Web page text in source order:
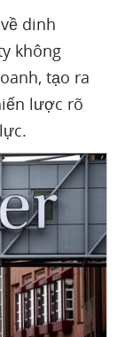
dinh
không
tạo ra
lược rõ